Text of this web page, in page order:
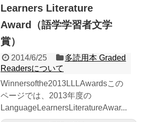
Learners Literature
Award（語学学習者文学
賞）
2014/6/25
多読用本 Graded
Readersについて
Winnersofthe2013LLLAwardsこの
ページでは、2013年度の
LanguageLearnersLiteratureAwar...